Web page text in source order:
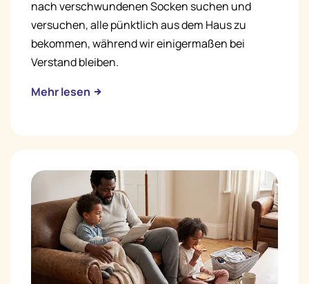
nach verschwundenen Socken suchen und
versuchen, alle pünktlich aus dem Haus zu
bekommen, während wir einigermaßen bei
Verstand bleiben.
Mehr lesen